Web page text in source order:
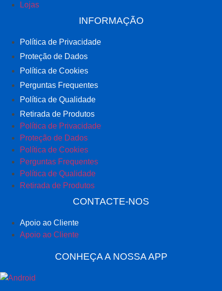
Lojas
INFORMAÇÃO
Política de Privacidade
Proteção de Dados
Política de Cookies
Perguntas Frequentes
Política de Qualidade
Retirada de Produtos
Política de Privacidade
Proteção de Dados
Política de Cookies
Perguntas Frequentes
Política de Qualidade
Retirada de Produtos
CONTACTE-NOS
Apoio ao Cliente
Apoio ao Cliente
CONHEÇA A NOSSA APP